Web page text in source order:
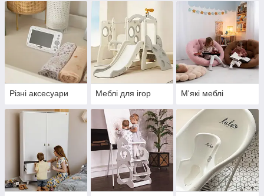
Різні аксесуари Меблі для ігор М'які меблі